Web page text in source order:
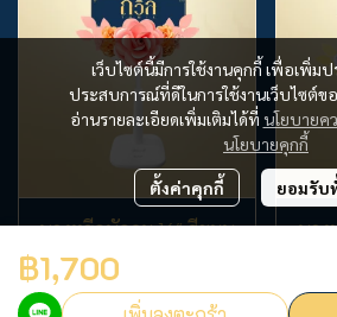
พวงหรีดพัดลม 16" สีชมพู
฿1,700
พวง
฿1,700
เว็บไซต์นี้มีการใช้งานคุกกี้ เพื่อเพิ่ม
ประสบการณ์ที่ดีในการใช้งานเว็บไซต์ข
อ่านรายละเอียดเพิ่มเติมได้ที่ นโยบายค
นโยบายคุกกี้
ตั้งค่าคุกกี้ ยอมรับ